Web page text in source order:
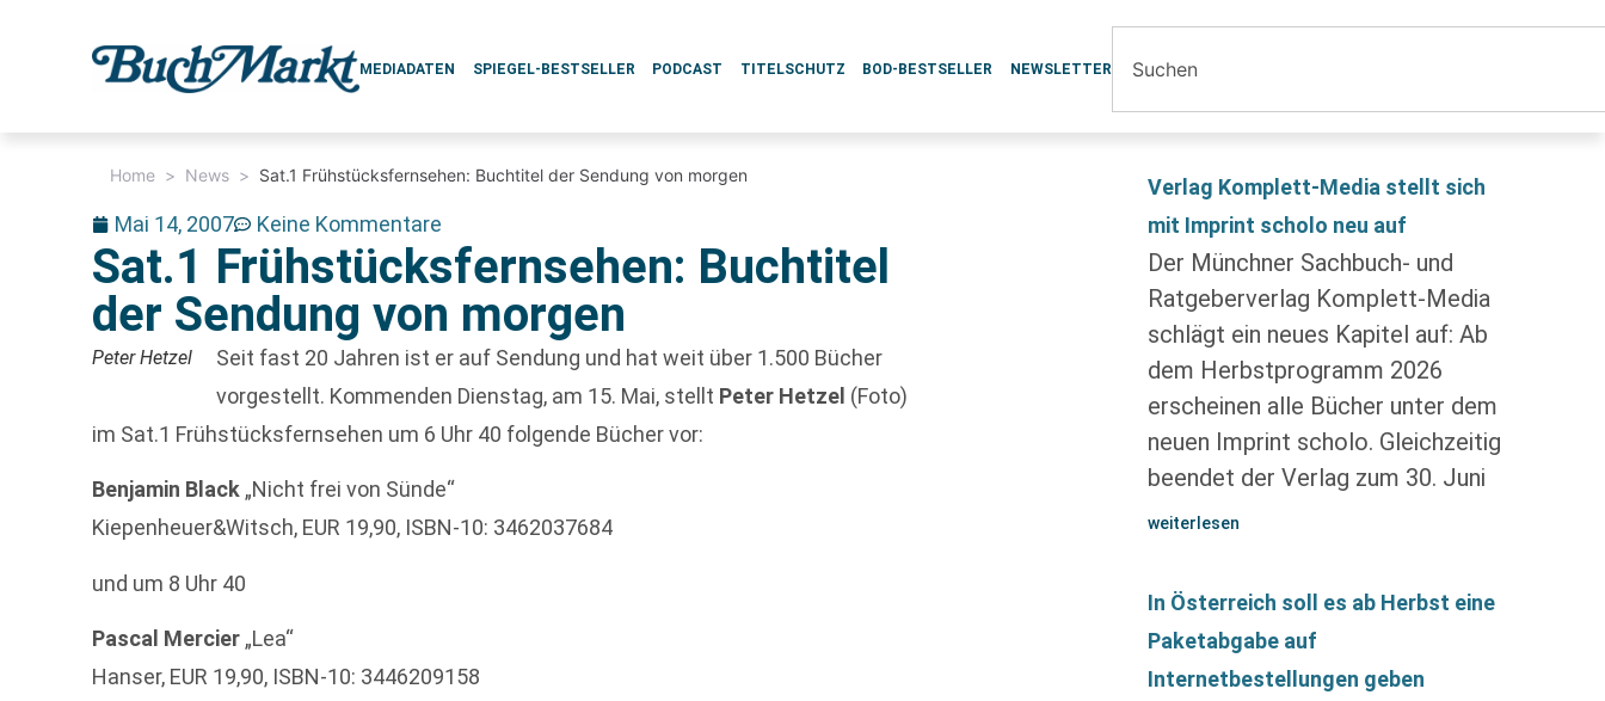
MEDIADATEN SPIEGEL-BESTSELLER PODCAST TITELSCHUTZ BOD-BESTSELLER NEWSLETTER
Home > News > Sat.1 Frühstücksfernsehen: Buchtitel der Sendung von morgen
Mai 14, 2007 Keine Kommentare
Sat.1 Frühstücksfernsehen: Buchtitel
der Sendung von morgen
Peter Hetzel
Seit fast 20 Jahren ist er auf Sendung und hat weit über 1.500 Bücher
vorgestellt. Kommenden Dienstag, am 15. Mai, stellt Peter Hetzel (Foto)
im Sat.1 Frühstücksfernsehen um 6 Uhr 40 folgende Bücher vor:
Benjamin Black „Nicht frei von Sünde“
Kiepenheuer&Witsch, EUR 19,90, ISBN-10: 3462037684
und um 8 Uhr 40
Pascal Mercier „Lea“
Hanser, EUR 19,90, ISBN-10: 3446209158
Verlag Komplett-Media stellt sich
mit Imprint scholo neu auf
Der Münchner Sachbuch- und
Ratgeberverlag Komplett-Media
schlägt ein neues Kapitel auf: Ab
dem Herbstprogramm 2026
erscheinen alle Bücher unter dem
neuen Imprint scholo. Gleichzeitig
beendet der Verlag zum 30. Juni
weiterlesen
In Österreich soll es ab Herbst eine
Paketabgabe auf
Internetbestellungen geben